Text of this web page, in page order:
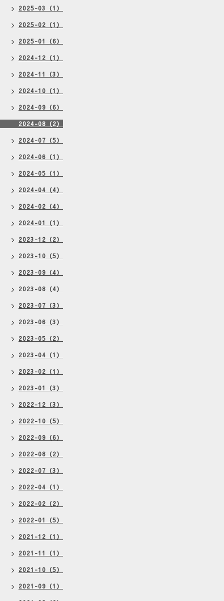
2025-03（1）
2025-02（1）
2025-01（6）
2024-12（1）
2024-11（3）
2024-10（1）
2024-09（6）
2024-08（2）
2024-07（5）
2024-06（1）
2024-05（1）
2024-04（4）
2024-02（4）
2024-01（1）
2023-12（2）
2023-10（5）
2023-09（4）
2023-08（4）
2023-07（3）
2023-06（3）
2023-05（2）
2023-04（1）
2023-02（1）
2023-01（3）
2022-12（3）
2022-10（5）
2022-09（6）
2022-08（2）
2022-07（3）
2022-04（1）
2022-02（2）
2022-01（5）
2021-12（1）
2021-11（1）
2021-10（5）
2021-09（1）